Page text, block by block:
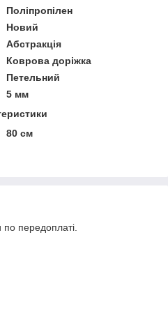
Поліпропілен
Новий
Абстракція
Коврова доріжка
Петельний
5 мм
80 см
по передоплаті.